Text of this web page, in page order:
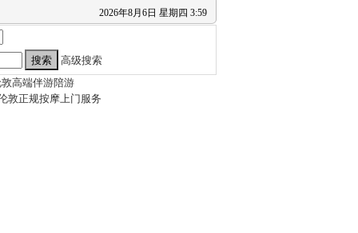
2026年8月 6日 星期四 3:59
高级搜索